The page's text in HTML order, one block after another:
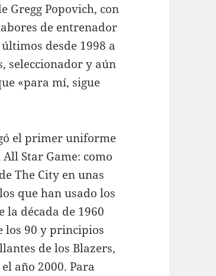
Gregg Popovich, con
de entrenador
desde 1998 a
seleccionador y aún
«para mí, sigue
el primer uniforme
Star Game: como
The City en unas
que han usado los
década de 1960
los 90 y principios
de los Blazers,
año 2000. Para